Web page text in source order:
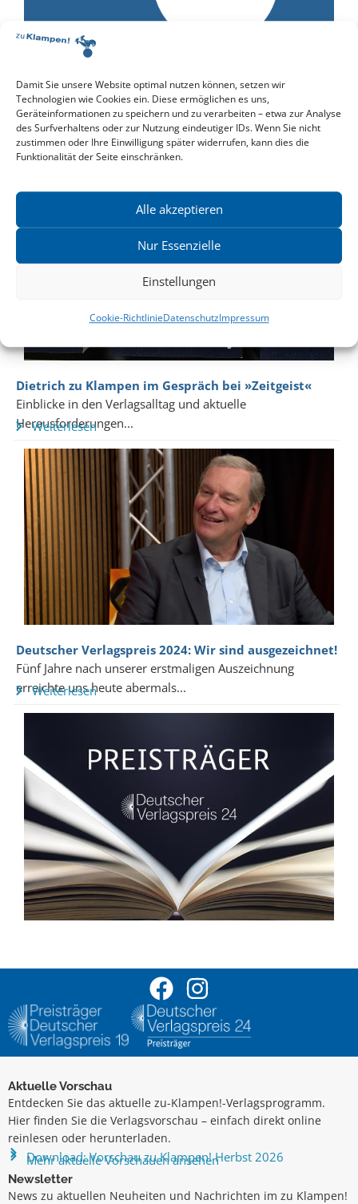
Damit Sie unsere Website optimal nutzen können, setzen wir
Technologien wie Cookies ein. Diese ermöglichen es uns,
Geräteinformationen zu speichern und zu verarbeiten – etwa zur Analyse
des Surfverhaltens oder zur Nutzung eindeutiger IDs. Wenn Sie nicht
zustimmen oder Ihre Einwilligung später widerrufen, kann dies die
Funktionalität der Seite einschränken.
Alle akzeptieren
Nur Essenzielle
Einstellungen
Cookie-RichtlinieDatenschutzImpressum
Moritz Grote und Wolfgang Heidrich
Wir gratulieren unseren Autoren Moritz Grote und
Wolfgang Heidrich zum...
Weiterlesen
Dietrich zu Klampen im Gespräch bei »Zeitgeist«
Einblicke in den Verlagsalltag und aktuelle
Herausforderungen...
Weiterlesen
Deutscher Verlagspreis 2024: Wir sind ausgezeichnet!
Fünf Jahre nach unserer erstmaligen Auszeichnung
erreichte uns heute abermals...
Weiterlesen
Aktuelle Vorschau
Entdecken Sie das aktuelle zu-Klampen!-Verlagsprogramm.
Hier finden Sie die Verlagsvorschau – einfach direkt online
reinlesen oder herunterladen.
Download: Vorschau zu Klampen! Herbst 2026
Mehr aktuelle Vorschauen ansehen
Newsletter
News zu aktuellen Neuheiten und Nachrichten im zu Klampen!